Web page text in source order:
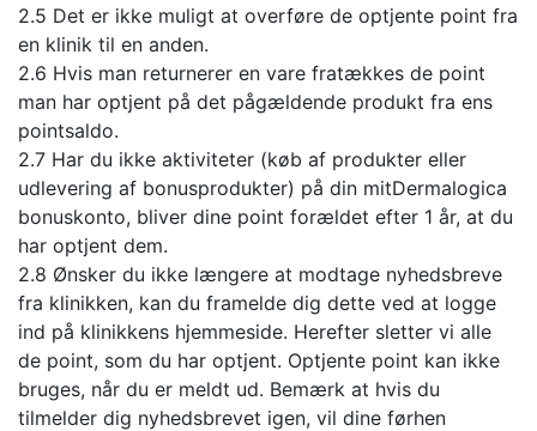
2.5 Det er ikke muligt at overføre de optjente point fra
en klinik til en anden.
2.6 Hvis man returnerer en vare fratækkes de point
man har optjent på det pågældende produkt fra ens
pointsaldo.
2.7 Har du ikke aktiviteter (køb af produkter eller
udlevering af bonusprodukter) på din mitDermalogica
bonuskonto, bliver dine point forældet efter 1 år, at du
har optjent dem.
2.8 Ønsker du ikke længere at modtage nyhedsbreve
fra klinikken, kan du framelde dig dette ved at logge
ind på klinikkens hjemmeside. Herefter sletter vi alle
de point, som du har optjent. Optjente point kan ikke
bruges, når du er meldt ud. Bemærk at hvis du
tilmelder dig nyhedsbrevet igen, vil dine førhen